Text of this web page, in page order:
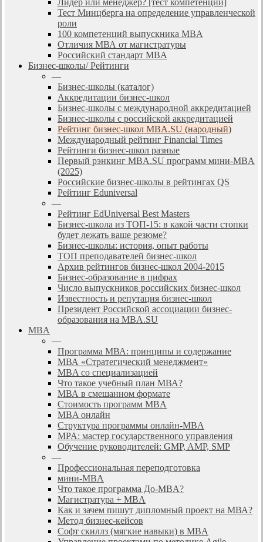
Лидер или менеджер? [тест компетенций]
Тест Минцберга на определение управленческой
роли
100 компетенций выпускника MBA
Отличия МВА от магистратуры
Российский стандарт MBA
Бизнес-школы/ Рейтинги
—
Бизнес-школы (каталог)
Аккредитации бизнес-школ
Бизнес-школы с международной аккредитацией
Бизнес-школы с российской аккредитацией
Рейтинг бизнес-школ MBA.SU (народный)
Международный рейтинг Financial Times
Рейтинги бизнес-школ разные
Первый рэнкинг MBA.SU программ мини-MBA
(2025)
Российские бизнес-школы в рейтингах QS
Рейтинг Eduniversal
—
Рейтинг EdUniversal Best Masters
Бизнес-школа из ТОП-15: в какой части стопки
будет лежать ваше резюме?
Бизнес-школы: история, опыт работы
ТОП преподавателей бизнес-школ
Архив рейтингов бизнес-школ 2004-2015
Бизнес-образование в цифрах
Число выпускников российских бизнес-школ
Известность и репутация бизнес-школ
Президент Российской ассоциации бизнес-
образования на MBA.SU
MBA
—
Программа МВА: принципы и содержание
МВА «Cтратегический менеджмент»
MBA со специализацией
Что такое учебный план МВА?
МВА в смешанном формате
Стоимость программ MBA
MBA онлайн
Cтруктура программы онлайн-MBA
MPA: мастер государственного управления
Обучение руководителей: GMP, AMP, SMP
—
Профессиональная переподготовка
мини-MBA
Что такое программа До-MBA?
Магистратура + MBA
Как и зачем пишут дипломный проект на МВА?
Метод бизнес-кейсов
Софт скиллз (мягкие навыки) в MBA